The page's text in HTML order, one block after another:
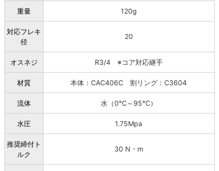
重量 120g
対応フレキ
径
20
オスネジ R3/4 ※コア対応継手
材質 本体：CAC406C 割リング：C3604
流体 水（0℃～95℃）
水圧 1.75Mpa
推奨締付ト
ルク
30 N・m